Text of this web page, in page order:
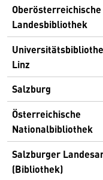
Oberösterreichische
Landesbibliothek
Linz
Salzburg
Österreichische
Nationalbibliothek
Salzburger
(Bibliothek)